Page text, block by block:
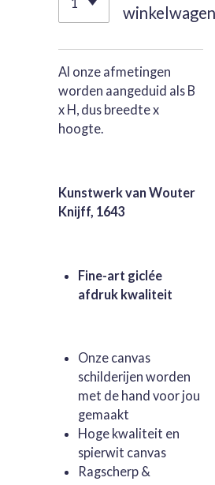
winkelwagen
Al onze afmetingen
worden aangeduid als B
x H, dus breedte x
hoogte.
Kunstwerk van Wouter
Knijff, 1643
Fine-art giclée
afdruk kwaliteit
Onze canvas
schilderijen worden
met de hand voor jou
gemaakt
Hoge kwaliteit en
spierwit canvas
Ragscherp &